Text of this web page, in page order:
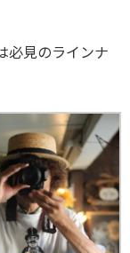
必見のラインナ